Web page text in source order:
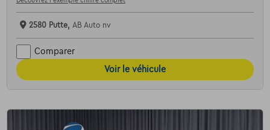
2580 Putte, AB Auto nv
Comparer
Voir le véhicule